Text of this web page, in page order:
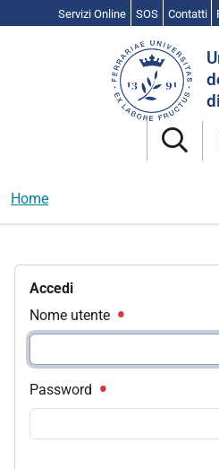
Servizi Online SOS Contatti
Home
Accedi
Nome utente
Password